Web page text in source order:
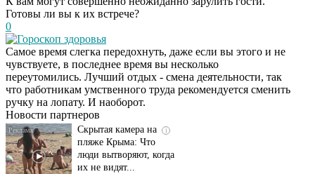
Готовы ли вы к их встрече?
0
Гороскоп здоровья
Самое время слегка передохнуть, даже если вы этого и не
чувствуете, в последнее время вы несколько
переутомились. Лучший отдых - смена деятельности, так
что работникам умственного труда рекомендуется сменить
ручку на лопату. И наоборот.
Новости партнеров
i
Ролик длится
несколько секунд, а
смеяться вы будете
долго
i
Скрытая камера на
пляже Крыма: Что
люди вытворяют, когда
их не видят...